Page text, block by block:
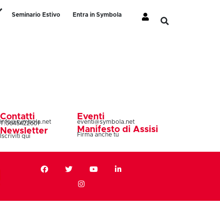
Seminario Estivo
Entra in Symbola
Contatti
info@symbola.net
T.0645422601
Newsletter
Iscriviti qui
Eventi
eventi@symbola.net
Manifesto di Assisi
Firma anche tu